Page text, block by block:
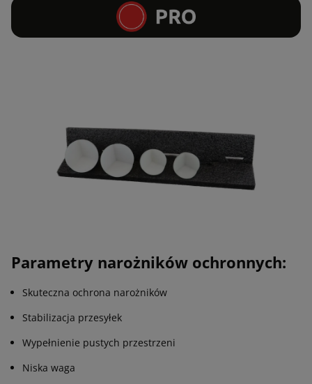
Parametry narożników ochronnych:
Skuteczna ochrona narożników
Stabilizacja przesyłek
Wypełnienie pustych przestrzeni
Niska waga